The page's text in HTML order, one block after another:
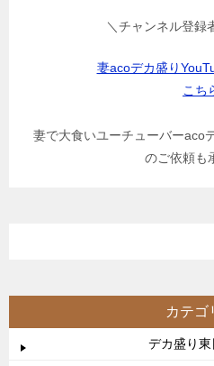
＼チャンネル登録
妻acoデカ盛り
こち
妻で大食いユーチューバーaco
のご依頼も
カテゴ
デカ盛り